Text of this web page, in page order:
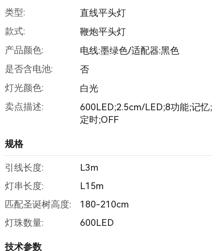
类型:
直线平头灯
款式:
鞭炮平头灯
产品颜色:
电线:墨绿色/适配器:黑色
是否含电池:
否
灯光颜色:
白光
卖点描述:
600LED;2.5cm/LED;8功能;记忆;
定时;OFF
规格
引线长度:
L3m
灯串长度:
L15m
匹配圣诞树高度:
180-210cm
灯珠数量:
600LED
技术参数